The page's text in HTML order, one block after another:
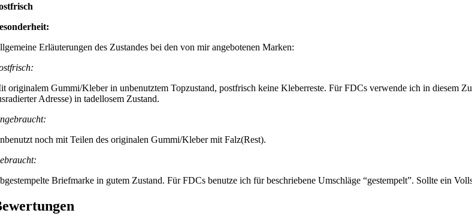
Erläuterungen des Zustandes bei den von mir angebotenen Marken:
originalem Gummi/Kleber in unbenutztem Topzustand, postfrisch keine Kleberreste. Für FDCs verwende ich in diesem
Adresse) in tadellosem Zustand.
noch mit Teilen des originalen Gummi/Kleber mit Falz(Rest).
Briefmarke in gutem Zustand. Für FDCs benutze ich für beschriebene Umschläge “gestempelt”. Sollte ein